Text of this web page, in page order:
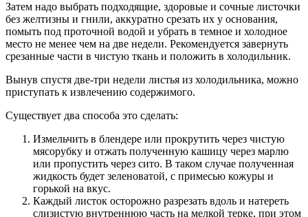
Затем надо выбрать подходящие, здоровые и сочные листочки
без желтизны и гнили, аккуратно срезать их у основания,
помыть под проточной водой и убрать в темное и холодное
место не менее чем на две недели. Рекомендуется завернуть
срезанные части в чистую ткань и положить в холодильник.
Вынув спустя две-три недели листья из холодильника, можно
приступать к извлечению содержимого.
Существует два способа это сделать:
Измельчить в блендере или прокрутить через чистую
мясорубку и отжать полученную кашицу через марлю
или пропустить через сито. В таком случае полученная
жидкость будет зеленоватой, с примесью кожуры и
горькой на вкус.
Каждый листок осторожно разрезать вдоль и натереть
слизистую внутреннюю часть на мелкой терке, при этом